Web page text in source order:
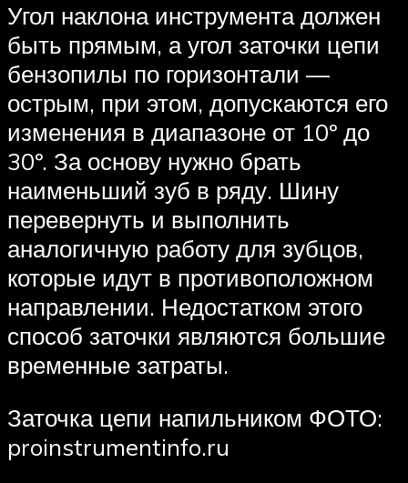
Угол наклона инструмента должен
быть прямым, а угол заточки цепи
бензопилы по горизонтали —
острым, при этом, допускаются его
изменения в диапазоне от 10º до
30º. За основу нужно брать
наименьший зуб в ряду. Шину
перевернуть и выполнить
аналогичную работу для зубцов,
которые идут в противоположном
направлении. Недостатком этого
способ заточки являются большие
временные затраты.
Заточка цепи напильником ФОТО:
proinstrumentinfo.ru